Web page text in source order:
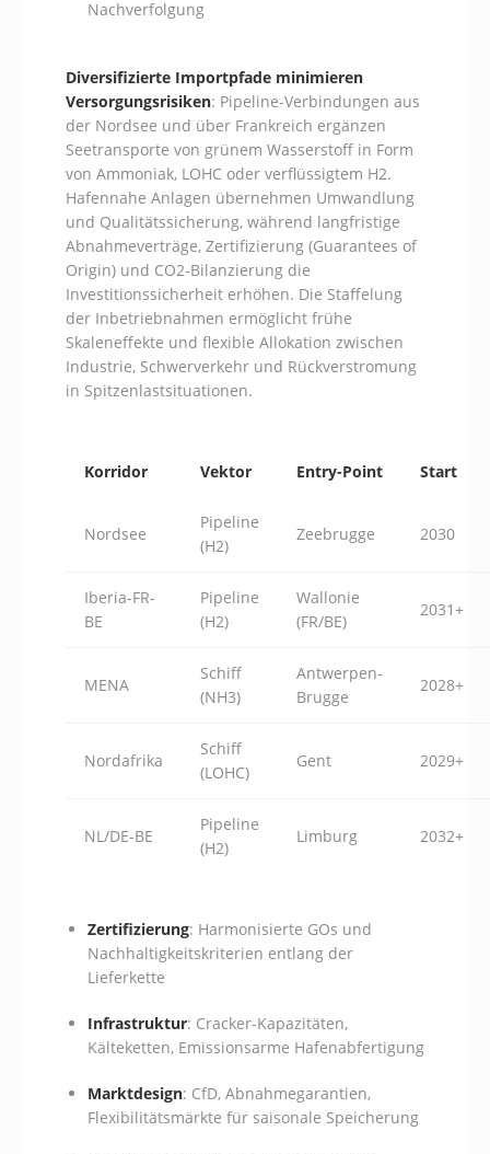
Nachverfolgung
Diversifizierte Importpfade minimieren
Versorgungsrisiken: Pipeline-Verbindungen aus
der Nordsee und über Frankreich ergänzen
Seetransporte von grünem Wasserstoff in Form
von Ammoniak, LOHC oder verflüssigtem H2.
Hafennahe Anlagen übernehmen Umwandlung
und Qualitätssicherung, während langfristige
Abnahmeverträge, Zertifizierung (Guarantees of
Origin) und CO2-Bilanzierung die
Investitionssicherheit erhöhen. Die Staffelung
der Inbetriebnahmen ermöglicht frühe
Skaleneffekte und flexible Allokation zwischen
Industrie, Schwerverkehr und Rückverstromung
in Spitzenlastsituationen.
Korridor Vektor Entry-Point Start
Nordsee
Pipeline
(H2)
Zeebrugge 2030
Iberia-FR-
BE
Pipeline
(H2)
Wallonie
(FR/BE)
2031+
MENA
Schiff
(NH3)
Antwerpen-
Brugge
2028+
Nordafrika
Schiff
(LOHC)
Gent 2029+
NL/DE-BE
Pipeline
(H2)
Limburg 2032+
Zertifizierung: Harmonisierte GOs und
Nachhaltigkeitskriterien entlang der
Lieferkette
Infrastruktur: Cracker-Kapazitäten,
Kälteketten, Emissionsarme Hafenabfertigung
Marktdesign: CfD, Abnahmegarantien,
Flexibilitätsmärkte für saisonale Speicherung